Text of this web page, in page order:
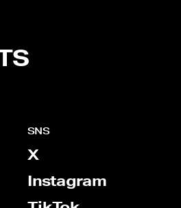
SNS
X
Instagram